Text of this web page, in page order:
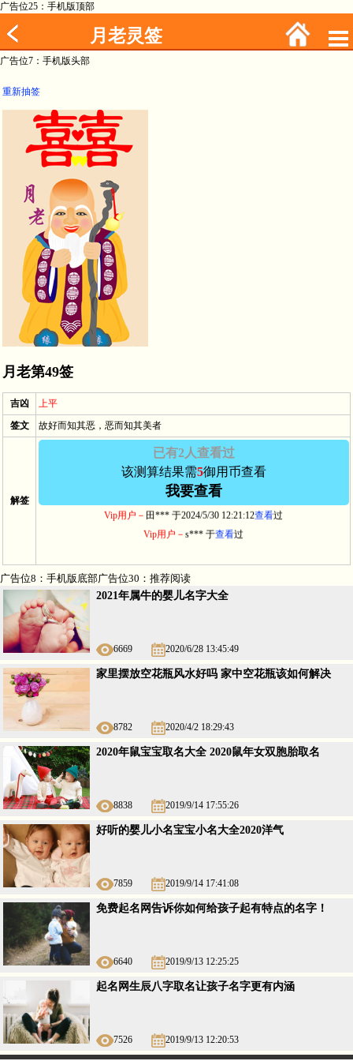
广告位25：手机版顶部
月老灵签
广告位7：手机版头部
重新抽签
月老第49签
吉凶
上平
签文
故好而知其恶，恶而知其美者
解签
已有2人查看过
该测算结果需5御用币查看
我要查看
Vip用户－ 田*** 于2024/5/30 12:21:12查看过
Vip用户－ s*** 于查看过
广告位8：手机版底部广告位30：推荐阅读
2021年属牛的婴儿名字大全
6669 2020/6/28 13:45:49
家里摆放空花瓶风水好吗 家中空花瓶该如何解决
8782 2020/4/2 18:29:43
2020年鼠宝宝取名大全 2020鼠年女双胞胎取名
8838 2019/9/14 17:55:26
好听的婴儿小名宝宝小名大全2020洋气
7859 2019/9/14 17:41:08
免费起名网告诉你如何给孩子起有特点的名字！
6640 2019/9/13 12:25:25
起名网生辰八字取名让孩子名字更有内涵
7526 2019/9/13 12:20:53